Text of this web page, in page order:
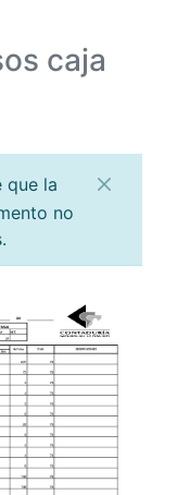
caja
que la
no